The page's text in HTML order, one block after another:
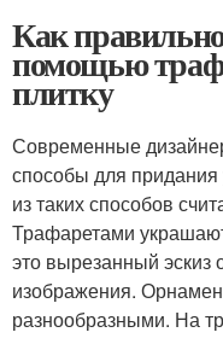
Как
помощью
плитку
Современные
способы для
из таких способов
Трафаретами
это вырезанный эскиз
изображения.
разнообразными. На